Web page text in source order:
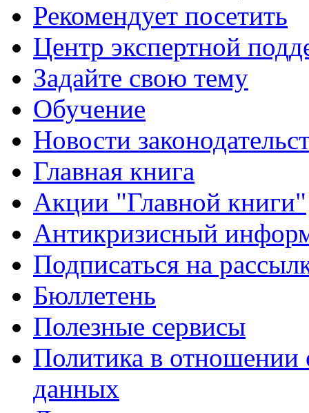
Рекомендует посетить
Центр экспертной
Задайте свою тему
Обучение
Новости
Главная книга
Акции "Главной книги"
Антикризисный
Подписаться на
Бюллетень
Полезные сервисы
Политика в отношении
данных